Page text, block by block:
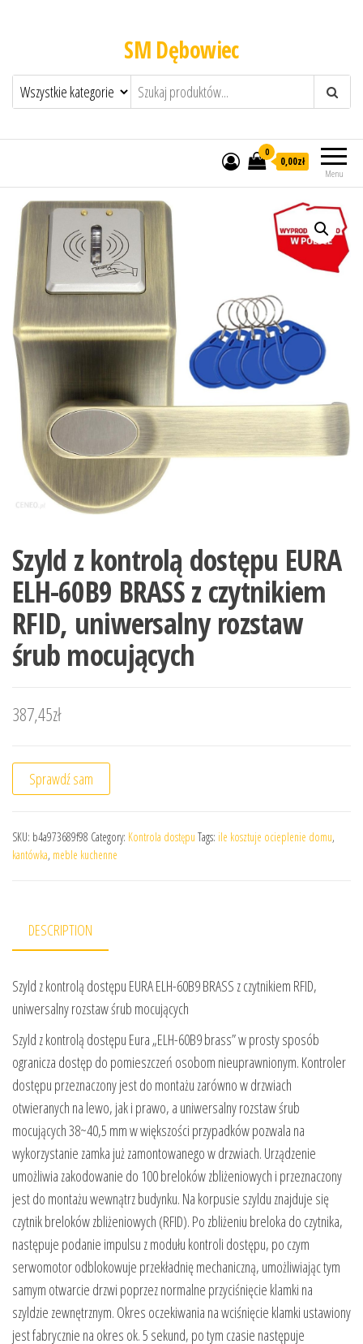
SM Dębowiec
Menu
0
0,00zł
Szyld z kontrolą dostępu EURA
ELH-60B9 BRASS z czytnikiem
RFID, uniwersalny rozstaw
śrub mocujących
387,45zł
Sprawdź sam
SKU: b4a973689f98 Category: Kontrola dostępu Tags: ile kosztuje ocieplenie domu,
kantówka, meble kuchenne
DESCRIPTION
Szyld z kontrolą dostępu EURA ELH-60B9 BRASS z czytnikiem RFID,
uniwersalny rozstaw śrub mocujących
Szyld z kontrolą dostępu Eura „ELH-60B9 brass” w prosty sposób
ogranicza dostęp do pomieszczeń osobom nieuprawnionym. Kontroler
dostępu przeznaczony jest do montażu zarówno w drzwiach
otwieranych na lewo, jak i prawo, a uniwersalny rozstaw śrub
mocujących 38~40,5 mm w większości przypadków pozwala na
wykorzystanie zamka już zamontowanego w drzwiach. Urządzenie
umożliwia zakodowanie do 100 breloków zbliżeniowych i przeznaczony
jest do montażu wewnątrz budynku. Na korpusie szyldu znajduje się
czytnik breloków zbliżeniowych (RFID). Po zbliżeniu breloka do czytnika,
następuje podanie impulsu z modułu kontroli dostępu, po czym
serwomotor odblokowuje przekładnię mechaniczną, umożliwiając tym
samym otwarcie drzwi poprzez normalne przyciśnięcie klamki na
szyldzie zewnętrznym. Okres oczekiwania na wciśnięcie klamki ustawiony
jest fabrycznie na okres ok. 5 sekund, po tym czasie następuje